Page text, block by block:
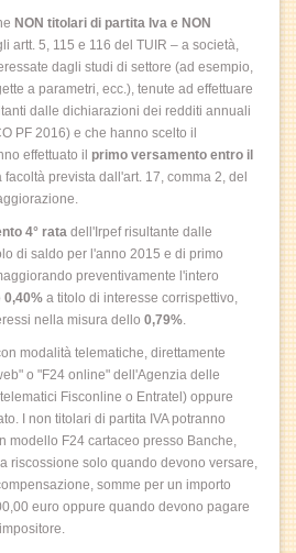
NON titolari di partita Iva e NON
artt. 5, 115 e 116 del TUIR – a società,
dagli studi di settore (ad esempio,
a parametri, ecc.), tenute ad effettuare
dalle dichiarazioni dei redditi annuali
PF 2016) e che hanno scelto il
effettuato il primo versamento entro il
prevista dall'art. 17, comma 2, del
4° rata dell'Irpef risultante dalle
di saldo per l'anno 2015 e di primo
preventivamente l'intero
0,40% a titolo di interesse corrispettivo,
nella misura dello 0,79%.
modalità telematiche, direttamente
o "F24 online" dell'Agenzia delle
Fisconline o Entratel) oppure
I non titolari di partita IVA potranno
modello F24 cartaceo presso Banche,
riscossione solo quando devono versare,
somme per un importo
euro oppure quando devono pagare